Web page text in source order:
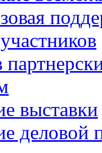
выставки
деловой